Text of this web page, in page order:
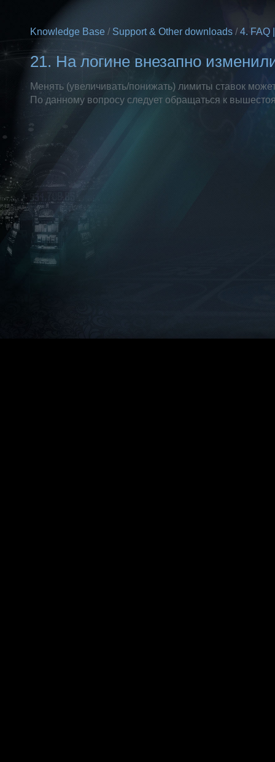
Knowledge Base / Support & Other downloads /4.
21. На логине внезапно
Менять (увеличивать/понижать) лимиты ставок
По данному вопросу следует обращаться к